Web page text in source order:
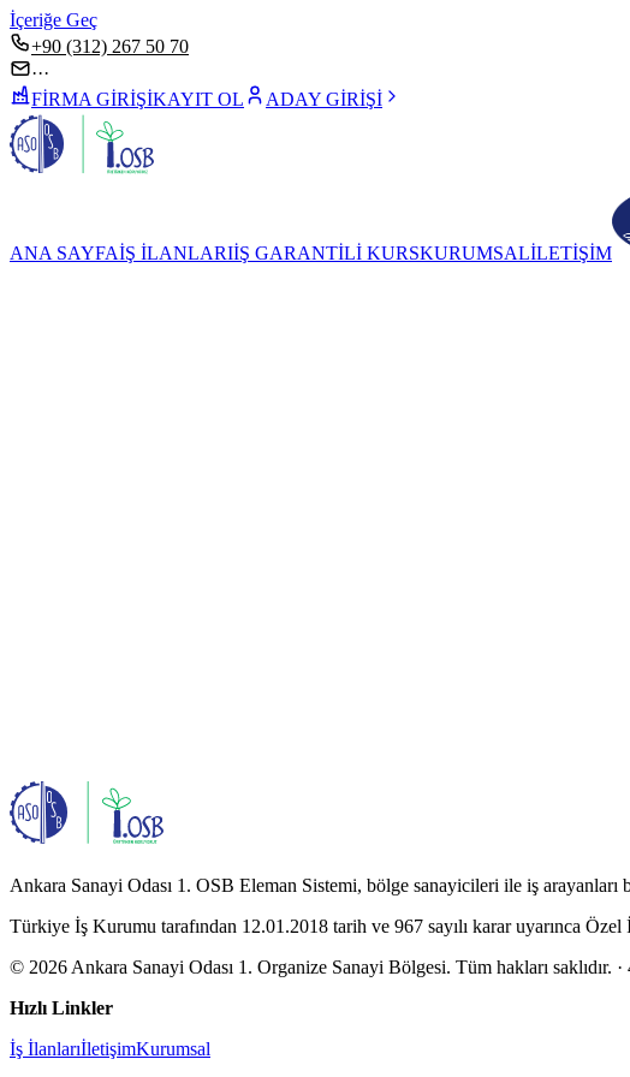
İçeriğe Geç
+90 (312) 267 50 70
···
FİRMA GİRİŞİKAYIT OL ADAY GİRİŞİ
ANA SAYFAİŞ İLANLARIİŞ GARANTİLİ KURSKURUMSALİLETİŞİM
Ankara Sanayi Odası 1. OSB Eleman Sistemi, bölge sanayicileri ile iş
Türkiye İş Kurumu tarafından 12.01.2018 tarih ve 967 sayılı karar uyarınca
© 2026 Ankara Sanayi Odası 1. Organize Sanayi Bölgesi. Tüm hakları saklıdır. ·
Hızlı Linkler
İş İlanlarıİletişimKurumsal